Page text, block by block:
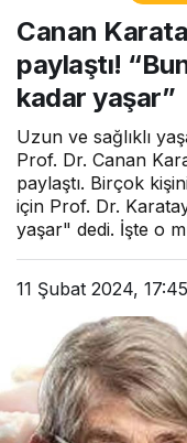
Canan
paylaştı!
kadar yaşar”
Uzun ve sağlıklı
Prof. Dr. Canan
paylaştı. Birçok
için Prof. Dr.
yaşar" dedi. İşte o
11 Şubat 2024, 17:45